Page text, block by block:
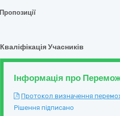
Пропозиції
Кваліфікація Учасників
Інформація про
Протокол визначення
Рішення підписано